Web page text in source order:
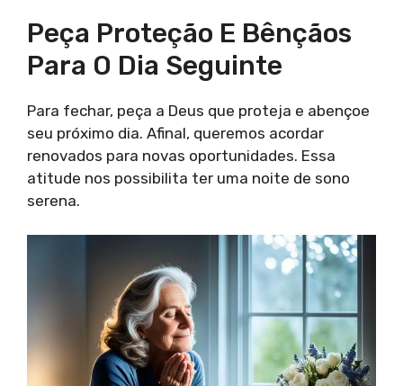
Peça Proteção E Bênçãos
Para O Dia Seguinte
Para fechar, peça a Deus que proteja e abençoe
seu próximo dia. Afinal, queremos acordar
renovados para novas oportunidades. Essa
atitude nos possibilita ter uma noite de sono
serena.